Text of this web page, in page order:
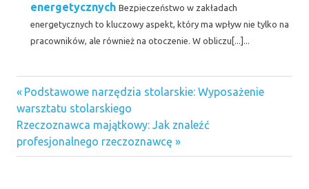
energetycznych Bezpieczeństwo w zakładach
energetycznych to kluczowy aspekt, który ma wpływ nie tylko na
pracowników, ale również na otoczenie. W obliczu[...]...
Nawigacja
wpisu
Previous
Post:
Podstawowe narzędzia stolarskie: Wyposażenie
warsztatu stolarskiego
Next
Post:
Rzeczoznawca majątkowy: Jak znaleźć
profesjonalnego rzeczoznawcę